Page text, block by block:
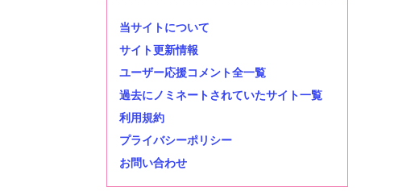
当サイトについて
サイト更新情報
ユーザー応援コメント全一覧
過去にノミネートされていたサイト一覧
利用規約
プライバシーポリシー
お問い合わせ